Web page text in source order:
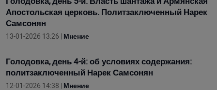
Апостольская церковь. Политзаключенный Нарек
Самсонян
13-01-2026 13:26 | Мнение
Голодовка, день 4-й: об условиях содержания:
политзаключенный Нарек Самсонян
12-01-2026 14:38 | Мнение